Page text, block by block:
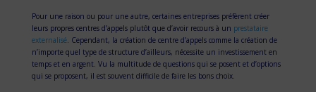
Pour une raison ou pour une autre, certaines entreprises préfèrent créer
leurs propres centres d’appels plutôt que d’avoir recours à un prestataire
externalisé. Cependant, la création de centre d’appels comme la création de
n’importe quel type de structure d’ailleurs, nécessite un investissement en
temps et en argent. Vu la multitude de questions qui se posent et d’options
qui se proposent, il est souvent difficile de faire les bons choix.